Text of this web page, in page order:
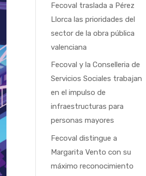
Fecoval traslada a Pérez
Llorca las prioridades del
sector de la obra pública
valenciana
Fecoval y la Conselleria de
Servicios Sociales trabajan
en el impulso de
infraestructuras para
personas mayores
Fecoval distingue a
Margarita Vento con su
máximo reconocimiento